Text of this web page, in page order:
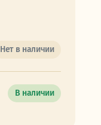
Нет в наличии
В наличии